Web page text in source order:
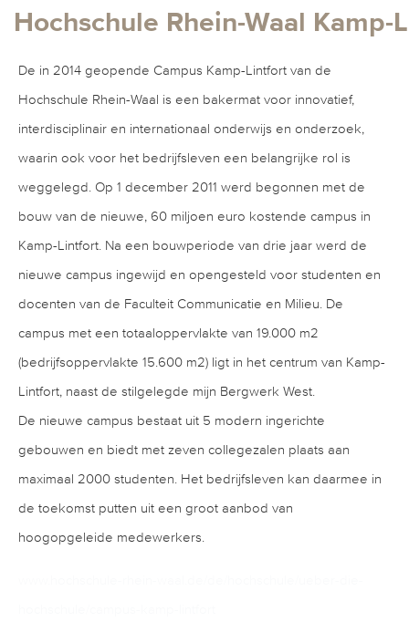
Hochschule Rhein-Waal Kamp-
De in 2014 geopende Campus Kamp-Lintfort van de
Hochschule Rhein-Waal is een bakermat voor innovatief,
interdisciplinair en internationaal onderwijs en onderzoek,
waarin ook voor het bedrijfsleven een belangrijke rol is
weggelegd. Op 1 december 2011 werd begonnen met de
bouw van de nieuwe, 60 miljoen euro kostende campus in
Kamp-Lintfort. Na een bouwperiode van drie jaar werd de
nieuwe campus ingewijd en opengesteld voor studenten en
docenten van de Faculteit Communicatie en Milieu. De
campus met een totaaloppervlakte van 19.000 m2
(bedrijfsoppervlakte 15.600 m2) ligt in het centrum van Kamp-
Lintfort, naast de stilgelegde mijn Bergwerk West.
De nieuwe campus bestaat uit 5 modern ingerichte
gebouwen en biedt met zeven collegezalen plaats aan
maximaal 2000 studenten. Het bedrijfsleven kan daarmee in
de toekomst putten uit een groot aanbod van
hoogopgeleide medewerkers.